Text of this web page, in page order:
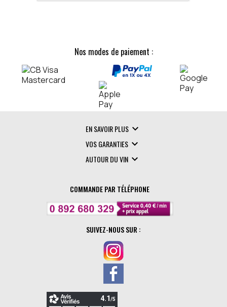
Nos modes de paiement :
EN SAVOIR PLUS 
VOS GARANTIES 
AUTOUR DU VIN 
COMMANDE PAR TÉLÉPHONE
SUIVEZ-NOUS SUR :